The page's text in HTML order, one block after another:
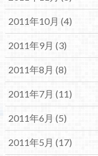
2011年10月 (4)
2011年9月 (3)
2011年8月 (8)
2011年7月 (11)
2011年6月 (5)
2011年5月 (17)